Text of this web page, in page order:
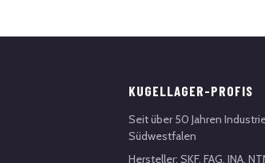
KUGELLAGER-PROFIS
Seit über 50 Jahren
Südwestfalen
Hersteller: SKF, FAG, INA,